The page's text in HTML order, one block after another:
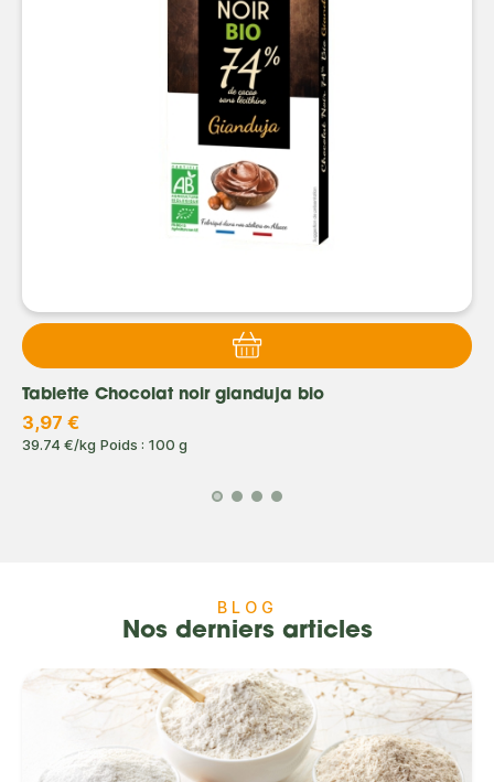
Tablette Chocolat noir gianduja bio
3,97 €
39.74 €/kg Poids : 100 g
BLOG
Nos derniers articles